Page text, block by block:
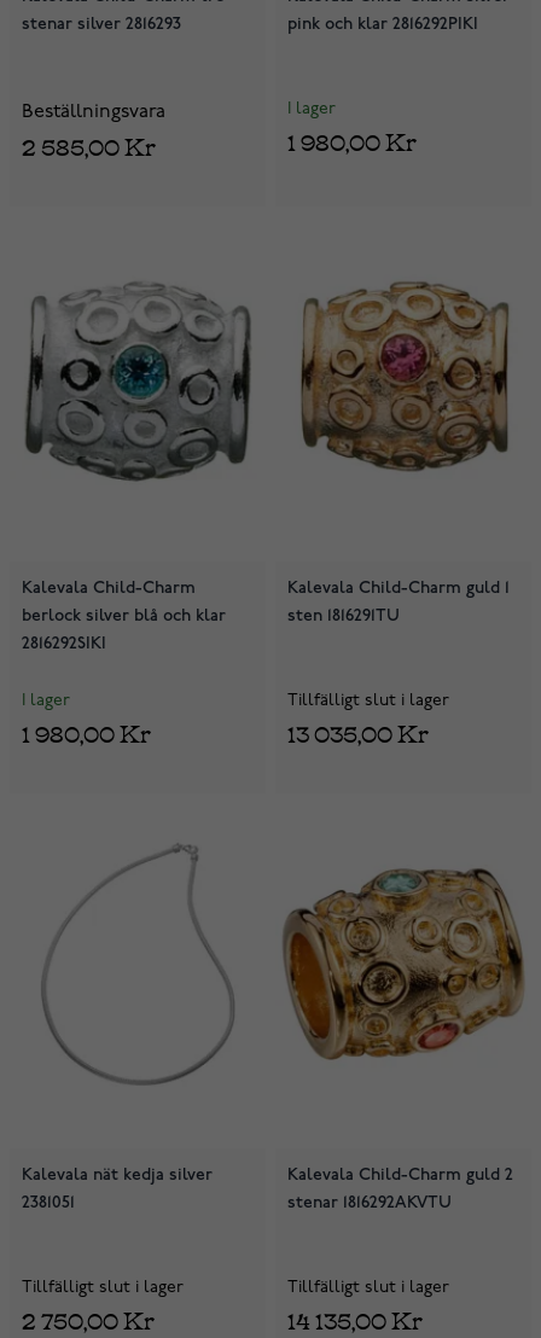
stenar silver 2816293
Beställningsvara
2 585,00 Kr
pink och klar 2816292PIKI
I lager
1 980,00 Kr
Kalevala Child-Charm
berlock silver blå och klar
2816292SIKI
I lager
1 980,00 Kr
Kalevala Child-Charm guld 1
sten 1816291TU
Tillfälligt slut i lager
13 035,00 Kr
Kalevala nät kedja silver
2381051
Tillfälligt slut i lager
2 750,00 Kr
Kalevala Child-Charm guld 2
stenar 1816292AKVTU
Tillfälligt slut i lager
14 135,00 Kr